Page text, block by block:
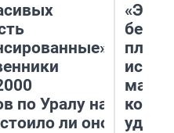
по Уралу на
ли оно
«Это